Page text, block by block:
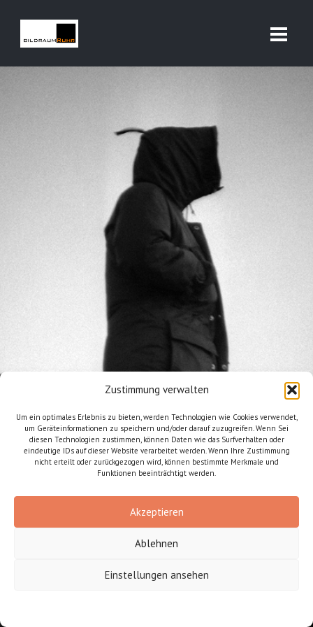
Zustimmung verwalten
Um ein optimales Erlebnis zu bieten, werden Technologien wie Cookies verwendet,
um Geräteinformationen zu speichern und/oder darauf zuzugreifen. Wenn Sei
diesen Technologien zustimmen, können Daten wie das Surfverhalten oder
eindeutige IDs auf dieser Website verarbeitet werden. Wenn Ihre Zustimmung
nicht erteilt oder zurückgezogen wird, können bestimmte Merkmale und
Funktionen beeinträchtigt werden.
Akzeptieren
Ablehnen
Einstellungen ansehen